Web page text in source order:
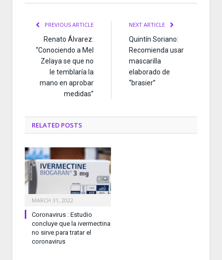
PREVIOUS ARTICLE
Renato Álvarez:
“Conociendo a Mel
Zelaya se que no
le temblaría la
mano en aprobar
medidas”
NEXT ARTICLE
Quintín Soriano:
Recomienda usar
mascarilla
elaborado de
“brasier”
RELATED POSTS
MARCH 31, 2022
Coronavirus : Estudio
concluye que la ivermectina
no sirve para tratar el
coronavirus